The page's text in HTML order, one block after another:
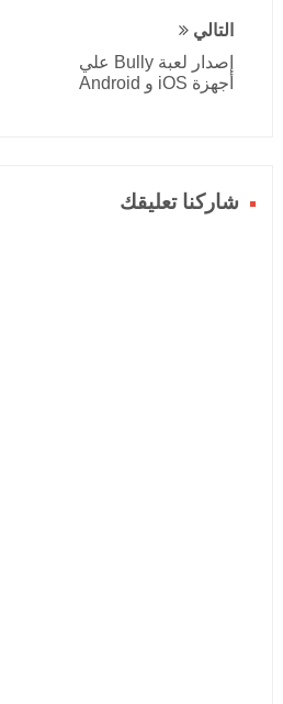
التالي
إصدار لعبة Bully علي
أجهزة iOS و Android
شاركنا تعليقك